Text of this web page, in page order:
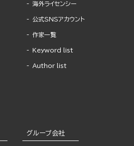
海外ライセンシー
公式SNSアカウント
作家一覧
Keyword list
Author list
グループ会社